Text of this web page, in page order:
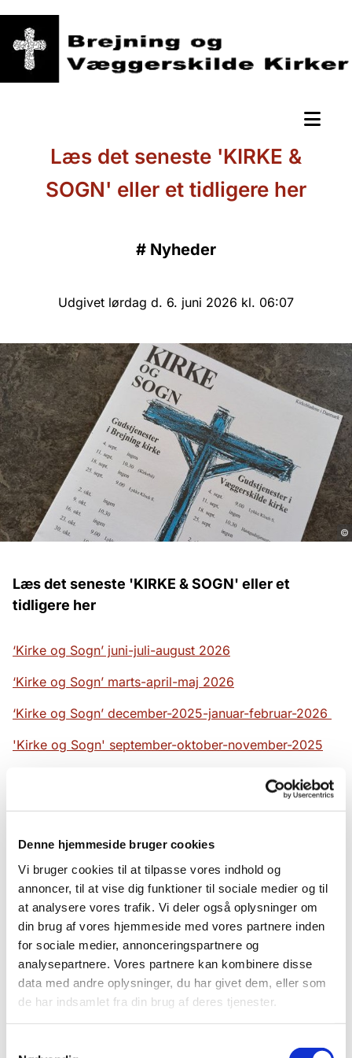
Denne hjemmeside bruger cookies
Vi bruger cookies til at tilpasse vores indhold og
annoncer, til at vise dig funktioner til sociale medier og til
at analysere vores trafik. Vi deler også oplysninger om
din brug af vores hjemmeside med vores partnere inden
for sociale medier, annonceringspartnere og
analysepartnere. Vores partnere kan kombinere disse
data med andre oplysninger, du har givet dem, eller som
de har indsamlet fra din brug af deres tjenester.
Læs det seneste 'KIRKE &
SOGN' eller et tidligere her
# Nyheder
Udgivet lørdag d. 6. juni 2026 kl. 06:07
©
Læs det seneste 'KIRKE & SOGN' eller et
tidligere her
‘Kirke og Sogn’ juni-juli-august 2026
‘Kirke og Sogn’ marts-april-maj 2026
‘Kirke og Sogn’ december-2025-januar-februar-2026
'Kirke og Sogn' september-oktober-november-2025
'Kirke og Sogn' marts-april-maj 2025
'Kirke og Sogn' december-2024-januar-februar-2025
'Kirke og Sogn' september-oktober-november-2024
'Kirke og Sogn' juni-juli-august 2024
'Kirke og Sogn' marts-april-maj 2024
'Kirke og Sogn' december-2023-januar-februar-2024
'Kirke og Sogn' september-oktober-november-2023
'Kirke og Sogn' juni-juli-august 2023